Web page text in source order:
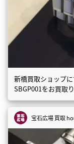
新橋買取ショップ
SBGP001をお買取
宝石広場 買取